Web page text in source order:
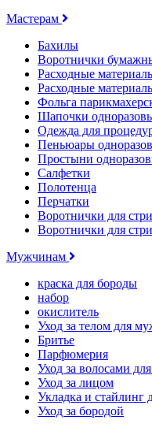
Мастерам
Бахилы
Воротнички
Расходные
Расходные
Фольга
Шапочки
Одежда для
Пеньюары
Простыни
Салфетки
Полотенца
Перчатки
Воротнички для
Воротнички для
Мужчинам
краска для бороды
набор
окислитель
Уход за телом для
Бритье
Парфюмерия
Уход за волосами
Уход за лицом
Укладка и стайлинг
Уход за бородой